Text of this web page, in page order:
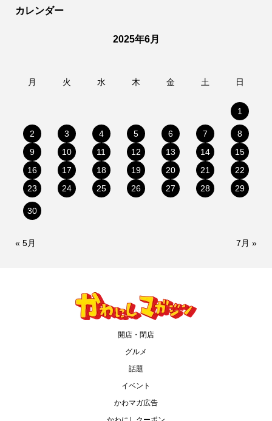
カレンダー
2025年6月
月 火 水 木 金 土 日
1
2 3 4 5 6 7
8
9
10 11 12 13 14
15
16
17 18 19 20 21
22
23
24 25 26 27 28 29
30
« 5月 7月 »
開店・閉店
グルメ
話題
イベント
かわマガ広告